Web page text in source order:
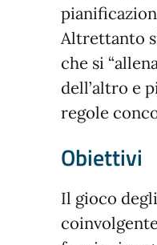
Altrettanto
che si
dell’altro e
regole
Obiettivi
Il gioco